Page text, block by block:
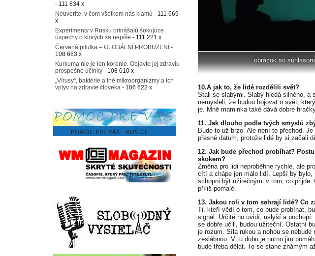
obrázok so
10.A jak to, že lidé rozdělili svět?
Stali se slabými. Slabý hledá silného,
nemysleli, že budou bojovat o svět,
je. Mně maminka také dává dobré
11. Jak dlouho podle tvých smyslů
Bude to už brzo. Ale není to přechod.
přesné datum, protože lidé by si začali
12. Jak bude přechod probíhat?
skokem?
Změna pro lidi neproběhne rychle, ale
cítí a chápe jen málo lidí. Lepší by
schopni být užitečnými v tom, co
příliš pomalé.
13. Jakou roli v tom sehrají lidé? Co
Ti, kteří vědí o tom, co bude probíhat,
signál. Určitě ho uvidí, uslyší a
se dobře učili, budou užiteční. Ostatní
je rozum. Síla rukou a nohou se
zeslábnou. V tu dobu je nutno jim
bude třeba dělat. To se stane známým
- 111 834 x
Neuveríte, v čom všetkom nás klamú - 111 669
x
Experimenty v Rusku prinášajú šokujúce
úspechy o ktorých sa nepíše - 111 221 x
Červená pilulka – GLOBÁLNÍ PROBUZENÍ -
108 683 x
Kurkuma nie je len korenie. Objavte jej zdraviu
prospešné účinky - 108 610 x
„Vírusy“, baktérie a iné mikroorganizmy a ich
vplyv na zdravie človeka - 106 622 x